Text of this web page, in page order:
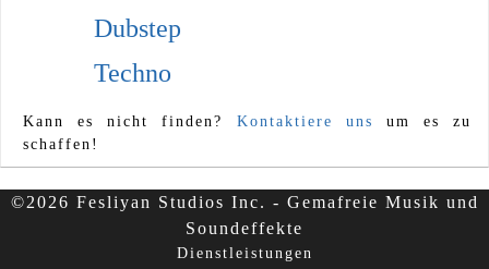
Dubstep
Techno
Kann es nicht finden? Kontaktiere uns
um es zu
schaffen!
©2026 Fesliyan Studios Inc. - Gemafreie Musik und
Soundeffekte
Dienstleistungen